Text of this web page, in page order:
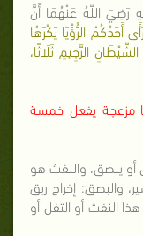
رَضِيَ اللَّهُ عَنْهُمَا أَنَّ
أَحَدُكُمْ الرُّؤْيَا يَكْرَهُا
الرَّجِيمِ ثَلَاثًا،
مزعجة يفعل خمسة
أو يبصق، والنفث هو
والبصق: إخراج ريق
النفث أو التفل أو